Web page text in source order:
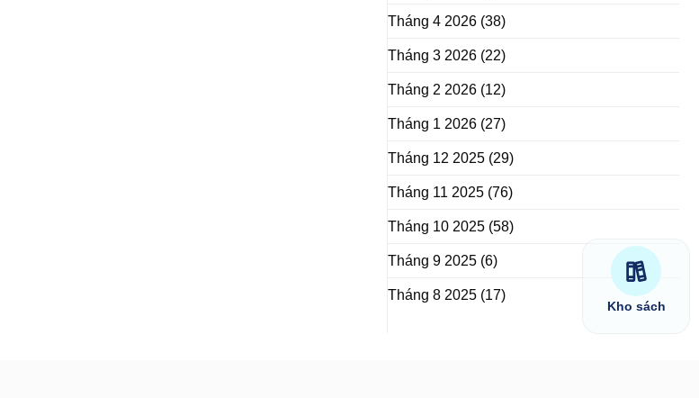
Kho sách
Tháng 4 2026 (38)
Tháng 3 2026 (22)
Tháng 2 2026 (12)
Tháng 1 2026 (27)
Tháng 12 2025 (29)
Tháng 11 2025 (76)
Tháng 10 2025 (58)
Tháng 9 2025 (6)
Tháng 8 2025 (17)